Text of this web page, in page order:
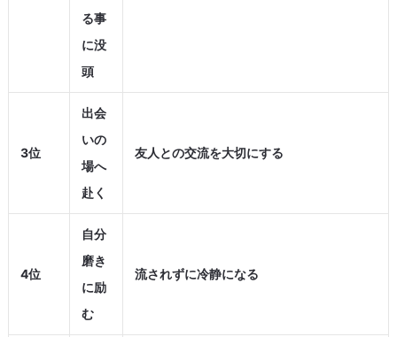
る事
に没
頭
3位
出会
いの
場へ
赴く
友人との交流を大切にする
4位
自分
磨き
に励
む
流されずに冷静になる